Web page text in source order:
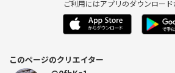
ご利用にはアプリのダウンロー
このページのクリエイター